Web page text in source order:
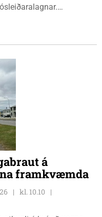
morgun fimmtudag
á
framkvæmda
kl. 10.10